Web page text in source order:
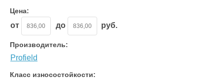
Цена:
от до руб.
Производитель:
Profield
Класс износостойкости: